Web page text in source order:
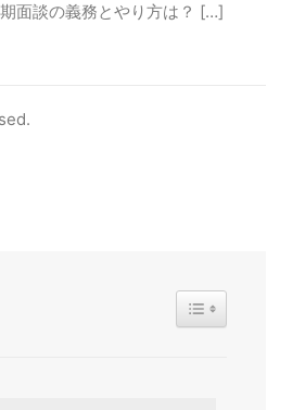
面談の義務とやり方は？ […]
TOGGLE